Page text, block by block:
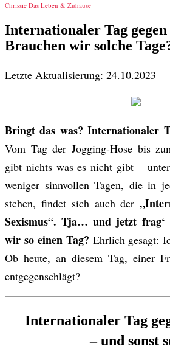
Chrissie Das Leben & Zuhause
Internationaler Tag gegen
Brauchen wir solche
Letzte Aktualisierung: 24.10.2023
Bringt das was? Internationaler
Vom Tag der Jogging-Hose bis
gibt nichts was es nicht gibt –
weniger sinnvollen Tagen, die in
stehen, findet sich auch der
Sexismus“. Tja… und jetzt frag‘
wir so einen Tag? Ehrlich gesagt:
Ob heute, an diesem Tag, einer
entgegenschlägt?
Internationaler Tag
– und sonst